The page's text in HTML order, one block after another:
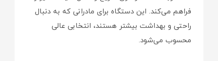
فراهم می‌کند. این دستگاه برای مادرانی که به دنبال
راحتی و بهداشت بیشتر هستند، انتخابی عالی
محسوب می‌شود.